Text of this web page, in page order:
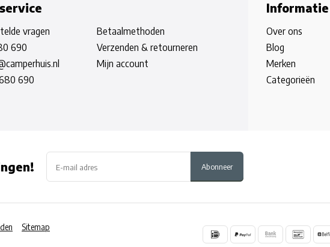
vragen
690
690
Betaalmethoden
Verzenden & retourneren
Mijn account
Informatie
Over ons
Blog
Merken
Categorieën
Abonneer
Sitemap